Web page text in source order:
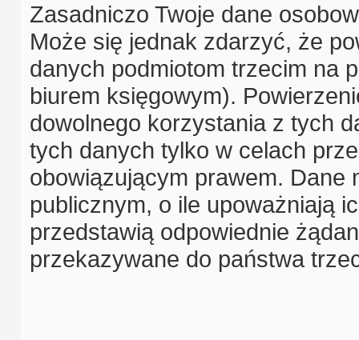
Zasadniczo Twoje dane
Może się jednak zdarzyć, że
danych podmiotom trzecim na
biurem księgowym).
dowolnego korzystania z tych
tych danych tylko w celach
obowiązującym prawem. Dane
publicznym, o ile upoważniają
przedstawią odpowiednie
przekazywane do państwa